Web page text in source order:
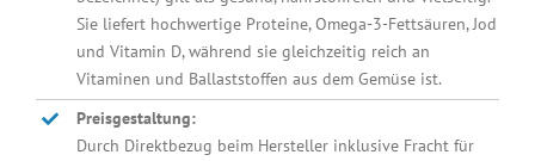
Sie liefert hochwertige Proteine, Omega-3-Fettsäuren, Jod
und Vitamin D, während sie gleichzeitig reich an
Vitaminen und Ballaststoffen aus dem Gemüse ist.
Preisgestaltung:
Durch Direktbezug beim Hersteller inklusive Fracht für